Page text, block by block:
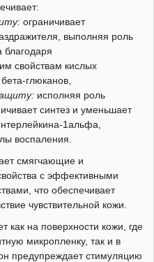
ограничивает
выполняя роль
благодаря
свойствам кислых
глюканов,
исполняя роль
синтез и уменьшает
1альфа,
воспаления.
смягчающие и
с эффективными
что обеспечивает
чувствительной кожи.
как на поверхности кожи, где
микропленку, так и в
предупреждает стимуляцию